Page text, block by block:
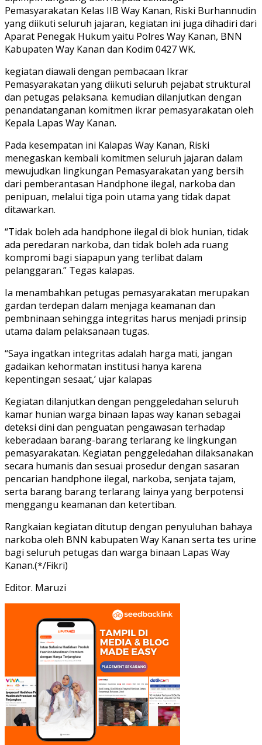
Pemasyarakatan Kelas IIB Way Kanan, Riski Burhannudin
yang diikuti seluruh jajaran, kegiatan ini juga dihadiri dari
Aparat Penegak Hukum yaitu Polres Way Kanan, BNN
Kabupaten Way Kanan dan Kodim 0427 WK.
kegiatan diawali dengan pembacaan Ikrar
Pemasyarakatan yang diikuti seluruh pejabat struktural
dan petugas pelaksana. kemudian dilanjutkan dengan
penandatanganan komitmen ikrar pemasyarakatan oleh
Kepala Lapas Way Kanan.
Pada kesempatan ini Kalapas Way Kanan, Riski
menegaskan kembali komitmen seluruh jajaran dalam
mewujudkan lingkungan Pemasyarakatan yang bersih
dari pemberantasan Handphone ilegal, narkoba dan
penipuan, melalui tiga poin utama yang tidak dapat
ditawarkan.
“Tidak boleh ada handphone ilegal di blok hunian, tidak
ada peredaran narkoba, dan tidak boleh ada ruang
kompromi bagi siapapun yang terlibat dalam
pelanggaran.” Tegas kalapas.
Ia menambahkan petugas pemasyarakatan merupakan
gardan terdepan dalam menjaga keamanan dan
pembninaan sehingga integritas harus menjadi prinsip
utama dalam pelaksanaan tugas.
“Saya ingatkan integritas adalah harga mati, jangan
gadaikan kehormatan institusi hanya karena
kepentingan sesaat,’ ujar kalapas
Kegiatan dilanjutkan dengan penggeledahan seluruh
kamar hunian warga binaan lapas way kanan sebagai
deteksi dini dan penguatan pengawasan terhadap
keberadaan barang-barang terlarang ke lingkungan
pemasyarakatan. Kegiatan penggeledahan dilaksanakan
secara humanis dan sesuai prosedur dengan sasaran
pencarian handphone ilegal, narkoba, senjata tajam,
serta barang barang terlarang lainya yang berpotensi
menggangu keamanan dan ketertiban.
Rangkaian kegiatan ditutup dengan penyuluhan bahaya
narkoba oleh BNN kabupaten Way Kanan serta tes urine
bagi seluruh petugas dan warga binaan Lapas Way
Kanan.(*/Fikri)
Editor. Maruzi